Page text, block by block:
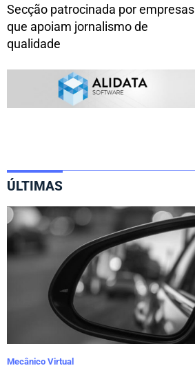
Secção patrocinada por empresas
que apoiam jornalismo de
qualidade
ÚLTIMAS
Mecânico Virtual